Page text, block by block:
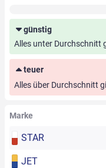
günstig
Alles unter Durchschnitt
teuer
Alles über Durchschnitt
Marke
STAR
JET